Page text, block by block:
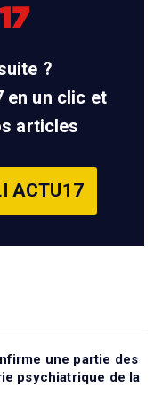
?
en un clic et
articles
ACTU17
une partie des
psychiatrique de la